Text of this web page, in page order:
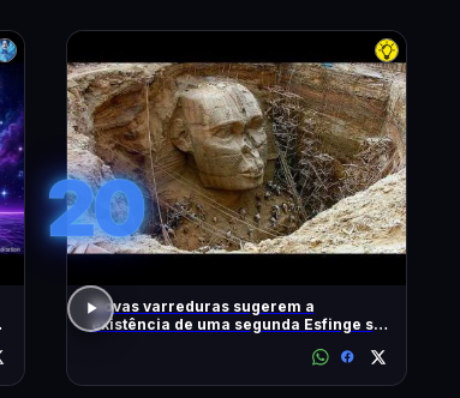
20
Novas varreduras sugerem a
existência de uma segunda Esfinge sob